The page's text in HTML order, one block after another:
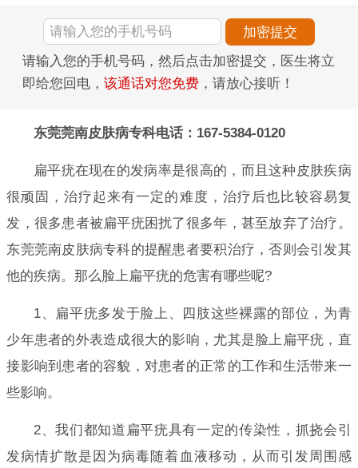
请输入您的手机号码，然后点击加密提交，医生将立
即给您回电， 该通话对您免费 ，请放心接听！
东莞莞南皮肤病专科电话：167-5384-0120
扁平疣在现在的发病率是很高的，而且这种皮肤疾病
很顽固，治疗起来有一定的难度，治疗后也比较容易复
发，很多患者被扁平疣困扰了很多年，甚至放弃了治疗。
东莞莞南皮肤病专科的提醒患者要积治疗，否则会引发其
他的疾病。那么脸上扁平疣的危害有哪些呢?
1、扁平疣多发于脸上、四肢这些裸露的部位，为青
少年患者的外表造成很大的影响，尤其是脸上扁平疣，直
接影响到患者的容貌，对患者的正常的工作和生活带来一
些影响。
2、我们都知道扁平疣具有一定的传染性，抓挠会引
发病情扩散是因为病毒随着血液移动，从而引发周围感